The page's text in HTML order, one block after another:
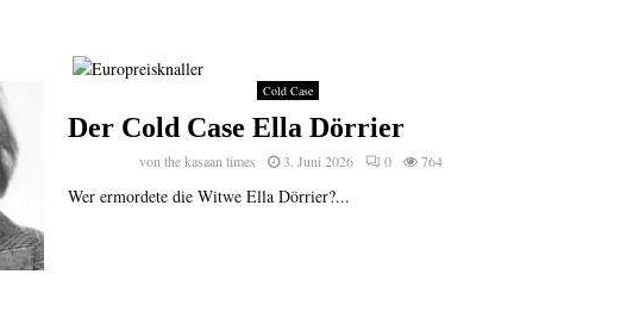
Cold Case
Der Cold Case Ella Dörrier
vonthe kasaan times 3. Juni 2026 0 764
Wer ermordete die Witwe Ella Dörrier?...